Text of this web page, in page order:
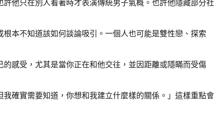
他只在別人看著時才表演傳統男子氣概。也許他隱藏部分社
本不知道該如何談論吸引。一個人也可能是雙性戀、探索
感受，尤其是當你正在和他交往，並因距離或隱瞞而受傷
確實需要知道，你想和我建立什麼樣的關係。」這樣重點會